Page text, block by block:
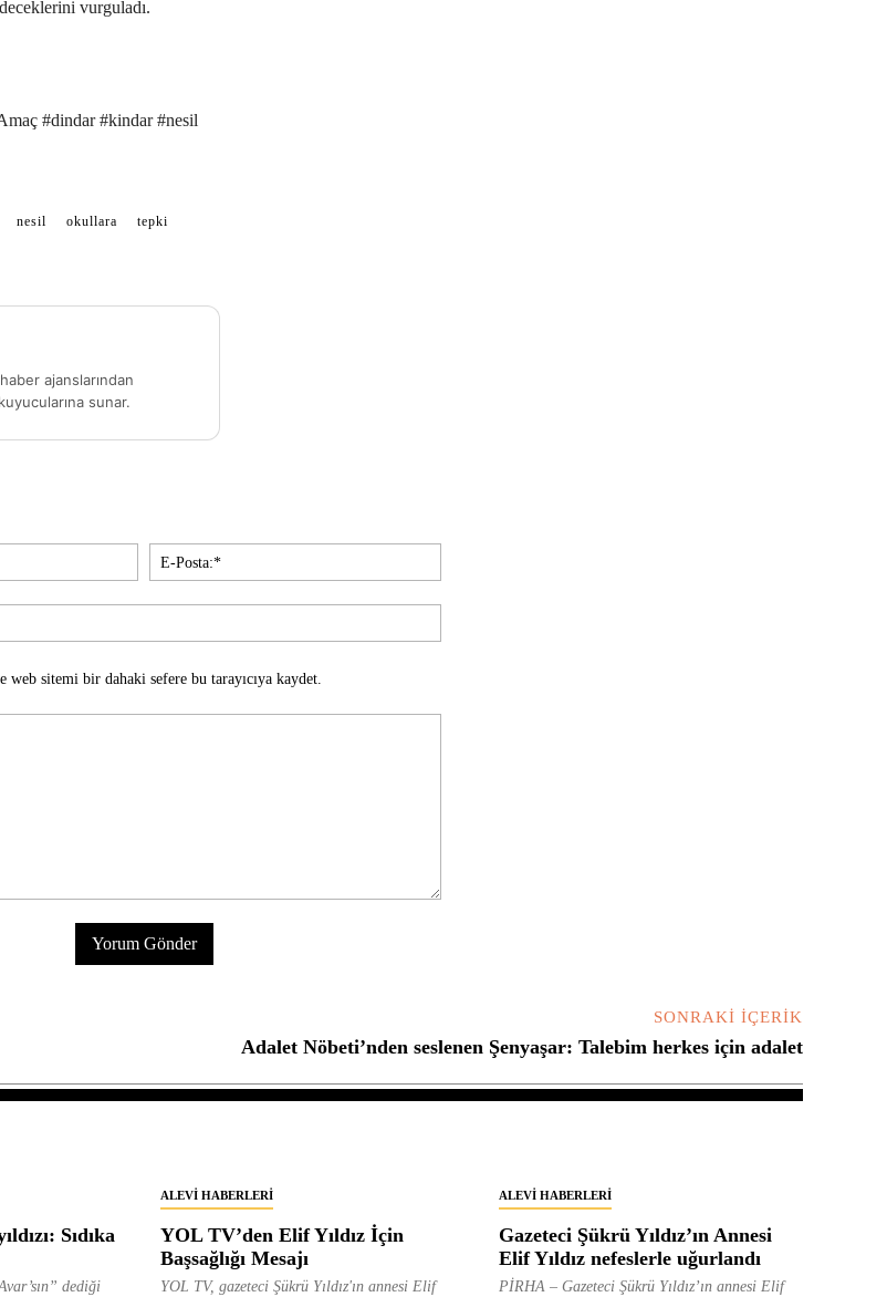
vurguladı.
#dindar #kindar #nesil
nesil okullara tepki
ajanslarından
sunar.
İsim:*
Posta:*
web sitemi bir dahaki sefere bu tarayıcıya kaydet.
SONRAKI İÇERIK
Adalet Nöbeti’nden seslenen Şenyaşar: Talebim herkes için adalet
Sıdıka
dediği
ALEVI HABERLERI
YOL TV’den Elif Yıldız İçin
Başsağlığı Mesajı
YOL TV, gazeteci Şükrü Yıldız'ın annesi Elif
ALEVI HABERLERI
Gazeteci Şükrü Yıldız’ın Annesi
Elif Yıldız nefeslerle uğurlandı
PİRHA – Gazeteci Şükrü Yıldız’ın annesi Elif